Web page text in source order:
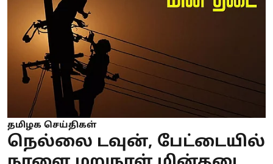
தமிழக செய்திகள்
நெல்லை டவுன், பேட்டையில்